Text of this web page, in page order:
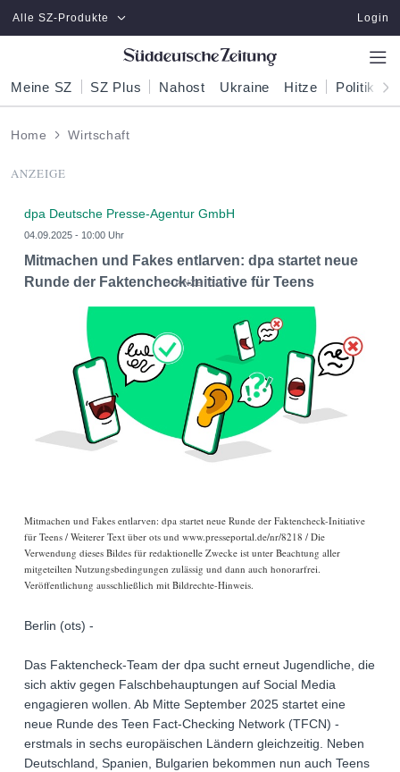
Zum Hauptinhalt springen
Alle SZ-Produkte Login
Meine SZ SZ Plus Nahost Ukraine Hitze Politik
Home Wirtschaft
ANZEIGE
dpa Deutsche Presse-Agentur GmbH
04.09.2025 - 10:00 Uhr
Mitmachen und Fakes entlarven: dpa startet neue
Runde der Faktencheck-Initiative für Teens
Mitmachen und Fakes entlarven: dpa startet neue Runde der Faktencheck-Initiative
für Teens / Weiterer Text über ots und www.presseportal.de/nr/8218 / Die
Verwendung dieses Bildes für redaktionelle Zwecke ist unter Beachtung aller
mitgeteilten Nutzungsbedingungen zulässig und dann auch honorarfrei.
Veröffentlichung ausschließlich mit Bildrechte-Hinweis.
Berlin (ots) -
Das Faktencheck-Team der dpa sucht erneut Jugendliche, die
sich aktiv gegen Falschbehauptungen auf Social Media
engagieren wollen. Ab Mitte September 2025 startet eine
neue Runde des Teen Fact-Checking Network (TFCN) -
erstmals in sechs europäischen Ländern gleichzeitig. Neben
Deutschland, Spanien, Bulgarien bekommen nun auch Teens